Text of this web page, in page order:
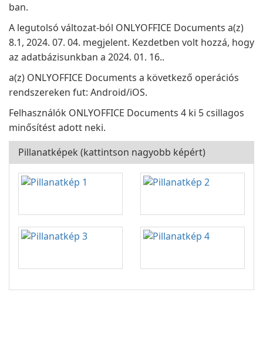
ban.
A legutolsó változat-ból ONLYOFFICE Documents a(z)
8.1, 2024. 07. 04. megjelent. Kezdetben volt hozzá, hogy
az adatbázisunkban a 2024. 01. 16..
a(z) ONLYOFFICE Documents a következő operációs
rendszereken fut: Android/iOS.
Felhasználók ONLYOFFICE Documents 4 ki 5 csillagos
minősítést adott neki.
Pillanatképek (kattintson nagyobb képért)